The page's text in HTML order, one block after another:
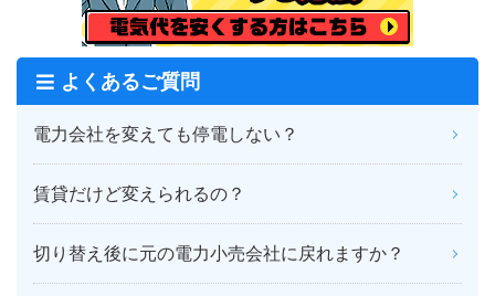
よくあるご質問
電力会社を変えても停電しない？
賃貸だけど変えられるの？
切り替え後に元の電力小売会社に戻れますか？